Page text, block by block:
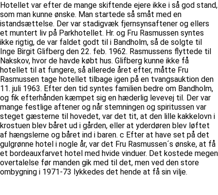
Hotellet var efter de mange skiftende ejere ikke i så god stand,
som man kunne ønske. Man startede så småt med en
istandsættelse. Der var stadigvæk fjernsynsaftener og ellers
et muntert liv på Parkhotellet. Hr. og Fru Rasmussen syntes
ikke rigtig, de var faldet godt til i Bandholm, så de solgte til
Inge Birgit Glifberg den 22. feb. 1962. Rasmussens flyttede til
Nakskov, hvor de havde købt hus. Glifberg kunne ikke få
hotellet til at fungere, så allerede året efter, måtte Fru
Rasmussen tage hotellet tilbage igen på en tvangsauktion den
11. juli 1963. Efter den tid syntes familien bedre om Bandholm,
og fik efterhånden kæmpet sig en hæderlig levevej til. Der var
mange festlige aftener og når stemningen og spiritussen var
steget gæsterne til hovedet, var det tit, at den lille kakkelovn i
krostuen blev båret ud i gården, eller at yderdøren blev løftet
af hængslerne og båret ind i baren. c Efter at have set på det
gulgrønne hotel i nogle år, var det Fru Rasmussen´s ønske, at få
et bordeauxfarvet hotel med hvide vinduer. Det kostede megen
overtalelse før manden gik med til det, men ved den store
ombygning i 1971-73 lykkedes det hende at få sin vilje.